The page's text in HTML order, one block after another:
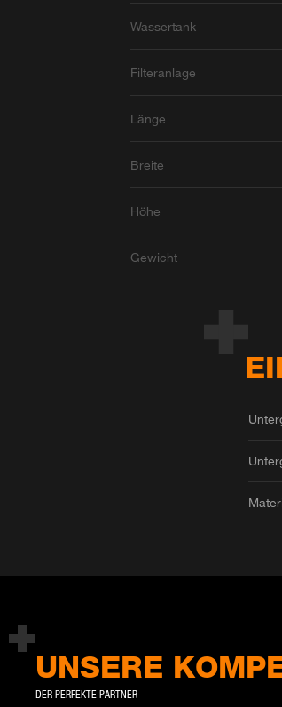
Wassertank
Filteranlage
Länge
Breite
Höhe
Gewicht
UNSERE
DER PERFEKTE PARTNER